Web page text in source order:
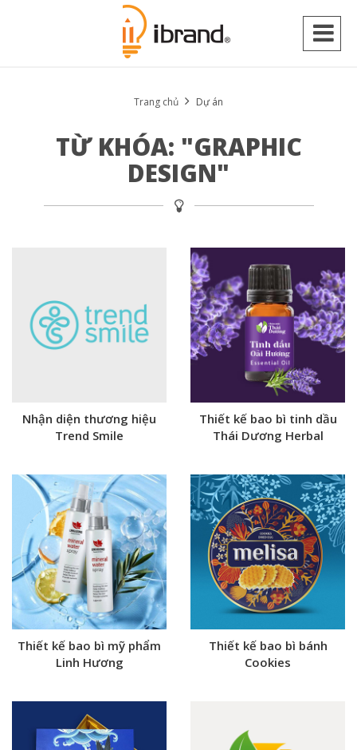
Trang chủ Dự án
TỪ KHÓA: "GRAPHIC
DESIGN"
Nhận diện thương hiệu
Trend Smile
Thiết kế bao bì tinh dầu
Thái Dương Herbal
Thiết kế bao bì mỹ phẩm
Linh Hương
Thiết kế bao bì bánh
Cookies